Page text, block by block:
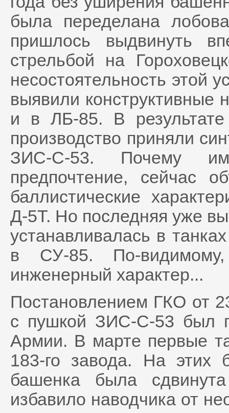
была переделана
пришлось выдвинуть
стрельбой на
несостоятельность этой
выявили конструктивные
и в ЛБ-85. В
производство приняли
ЗИС-С-53. Почему
предпочтение, сейчас
баллистические
Д-5Т. Но последняя уже
устанавливалась в
в СУ-85. По-
инженерный характер...
Постановлением ГКО от
с пушкой ЗИС-С-53 был
Армии. В марте первые
183-го завода. На этих
башенка была
избавило наводчика от